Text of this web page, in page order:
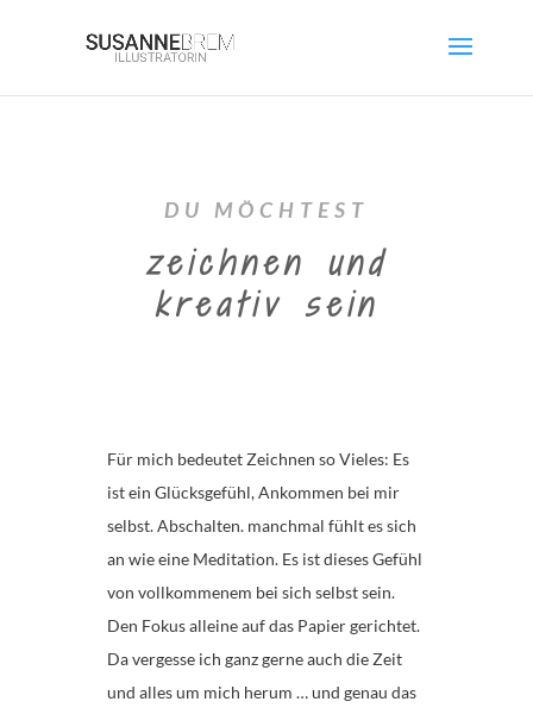
DU MÖCHTEST
zeichnen und
kreativ sein
Für mich bedeutet Zeichnen so Vieles: Es
ist ein Glücksgefühl, Ankommen bei mir
selbst. Abschalten. manchmal fühlt es sich
an wie eine Meditation. Es ist dieses Gefühl
von vollkommenem bei sich selbst sein.
Den Fokus alleine auf das Papier gerichtet.
Da vergesse ich ganz gerne auch die Zeit
und alles um mich herum … und genau das